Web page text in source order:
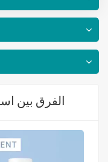
الفرق بين